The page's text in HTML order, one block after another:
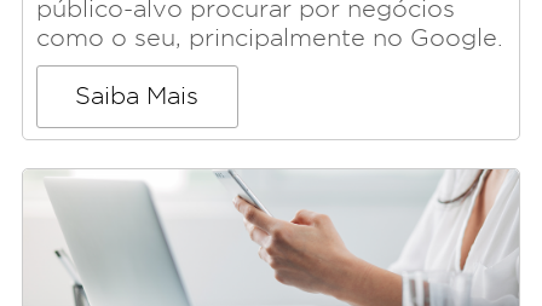
público-alvo procurar por negócios
como o seu, principalmente no Google.
Saiba Mais